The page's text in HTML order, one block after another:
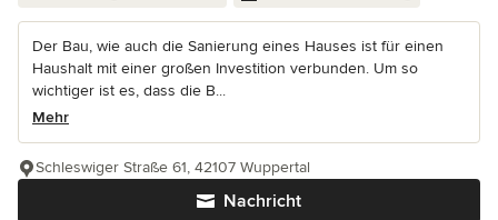
Der Bau, wie auch die Sanierung eines Hauses ist für einen
Haushalt mit einer großen Investition verbunden. Um so
wichtiger ist es, dass die B...
Mehr
Nachricht
Schleswiger Straße 61, 42107 Wuppertal